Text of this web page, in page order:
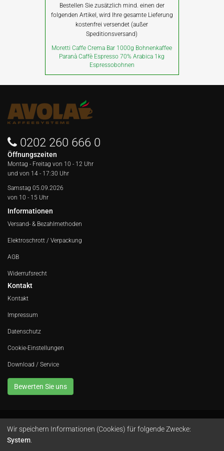
Bestellen Sie zusätzlich mind. einen der
folgenden Artikel, wird Ihre gesamte Lieferung
kostenfrei versendet (außer
Speditionsversand)
Moretti Caffe Crema Bar 1000g Bohnenkaffee
Paranà Caffè Espresso 70% Arabica 1kg
Espressobohnen
0202 260 666 0
Öffnungszeiten
Montag - Freitag von 10 - 12 Uhr
und von 14 - 17:30 Uhr
Samstag 05.09.2026
von 10 - 15 Uhr
Informationen
Versand- & Bezahlmethoden
Elektroschrott / Verpackung
AGB
Widerrufsrecht
Kontakt
Kontakt
Impressum
Datenschutz
Cookie-Einstellungen
Download / Service
Bewerten Sie uns
Avola GmbH • In der Fleute 52 • 42389 Wuppertal • Telefon 0202 260 666 0
Instagram
Wir speichern Informationen (Cookies) für folgende Zwecke:
System